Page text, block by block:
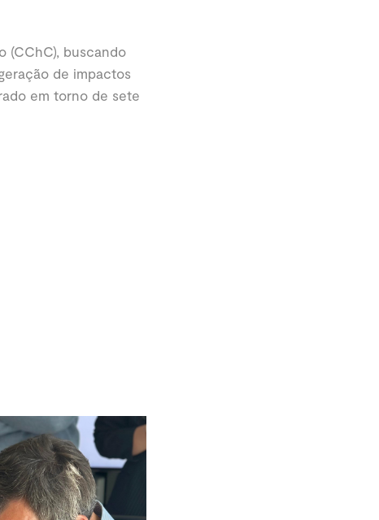
(CChC), buscando
de impactos
em torno de sete